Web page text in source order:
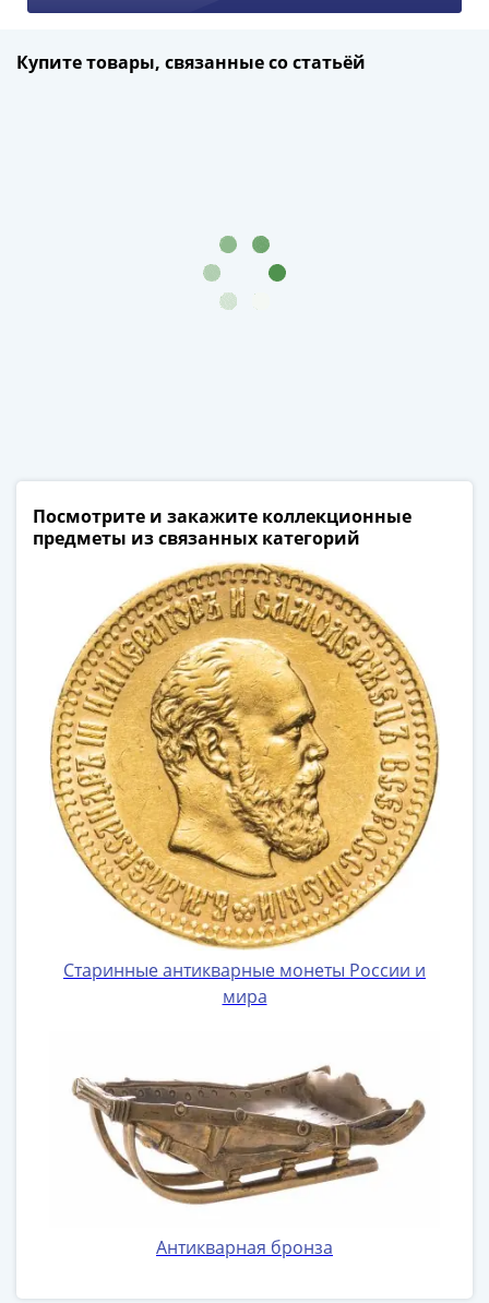
Купите товары, связанные со статьёй
Посмотрите и закажите коллекционные
предметы из связанных категорий
Старинные антикварные монеты России и
мира
Антикварная бронза